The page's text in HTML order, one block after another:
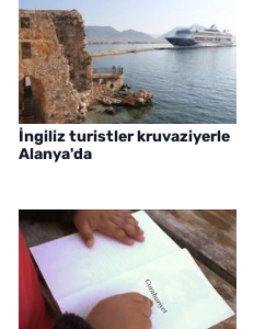
İngiliz turistler kruvaziyerle
Alanya'da